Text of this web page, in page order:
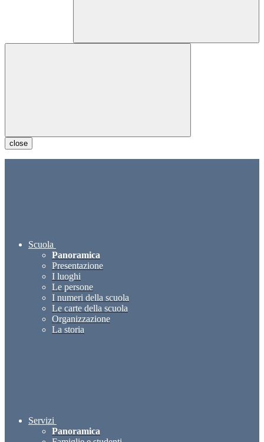
close
Scuola
Panoramica
Presentazione
I luoghi
Le persone
I numeri della scuola
Le carte della scuola
Organizzazione
La storia
Servizi
Panoramica